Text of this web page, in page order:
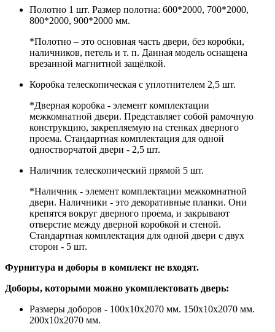
Полотно 1 шт. Размер полотна: 600*2000, 700*2000,
800*2000, 900*2000 мм.
*Полотно – это основная часть двери, без коробки,
наличников, петель и т. п. Данная модель оснащена
врезанной магнитной защёлкой.
Коробка телескопическая с уплотнителем 2,5 шт.
*Дверная коробка - элемент комплектации
межкомнатной двери. Представляет собой рамочную
конструкцию, закрепляемую на стенках дверного
проема. Стандартная комплектация для одной
одностворчатой двери - 2,5 шт.
Наличник телескопический прямой 5 шт.
*Наличник - элемент комплектации межкомнатной
двери. Наличники - это декоративные планки. Они
крепятся вокруг дверного проема, и закрывают
отверстие между дверной коробкой и стеной.
Стандартная комплектация для одной двери с двух
сторон - 5 шт.
Фурнитура и доборы в комплект не входят.
Доборы, которыми можно укомплектовать дверь:
Размеры доборов - 100x10х2070 мм. 150x10х2070 мм.
200x10х2070 мм.